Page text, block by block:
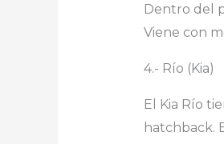
Dentro del
Viene con
4.- Río (Kia)
El Kia Río
hatchback.